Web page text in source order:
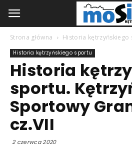
Strona główna Historia kętrzyńskiego
Historia kętrzyńskiego sportu
Historia
sportu.
Sportowy
cz.VII
2 czerwca 2020